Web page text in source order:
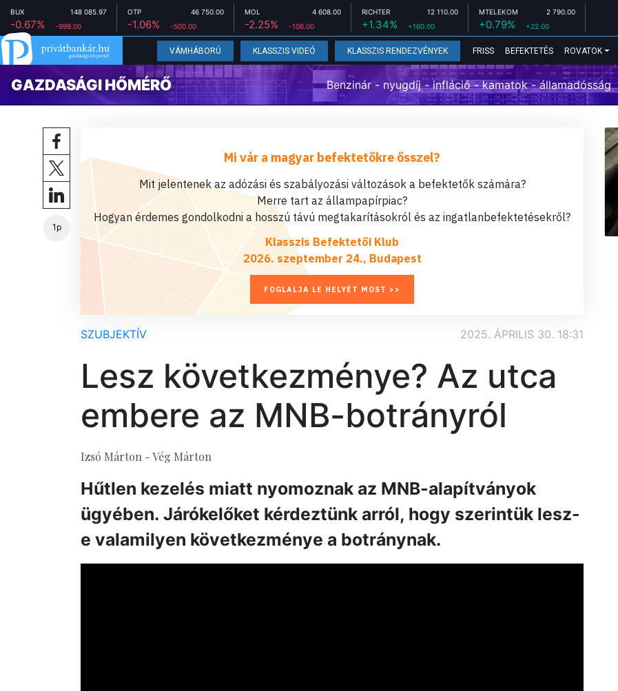
BUX 148 085.97
-0.67% -999.00
OTP 46 750.00
-1.06% -500.00
MOL 4 608.00
-2.25% -106.00
RICHTER 12 110.00
+1.34% +160.00
MTELEKOM 2 790.00
+0.79% +22.00
VÁMHÁBORÚ KLASSZIS VIDEÓ KLASSZIS RENDEZVÉNYEK FRISS BEFEKTETÉS ROVATOK
GAZDASÁGI HŐMÉRŐ Benzinár - nyugdíj - infláció - kamatok - államadósság
1p
Mi vár a magyar befektetőkre ősszel?
Mit jelentenek az adózási és szabályozási változások a befektetők számára?
Merre tart az állampapírpiac?
Hogyan érdemes gondolkodni a hosszú távú megtakarításokról és az ingatlanbefektetésekről?
Klasszis Befektetői Klub
2026. szeptember 24., Budapest
FOGLALJA LE HELYÉT MOST >>
SZUBJEKTÍV 2025. ÁPRILIS 30. 18:31
Lesz következménye? Az utca
embere az MNB-botrányról
Izsó Márton - Vég Márton
Hűtlen kezelés miatt nyomoznak az MNB-alapítványok
ügyében. Járókelőket kérdeztünk arról, hogy szerintük lesz-
e valamilyen következménye a botránynak.